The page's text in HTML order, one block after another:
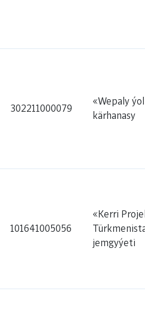
302211000079
«Wepaly
kärhanasy
101641005056
«Kerri
jemgyýeti